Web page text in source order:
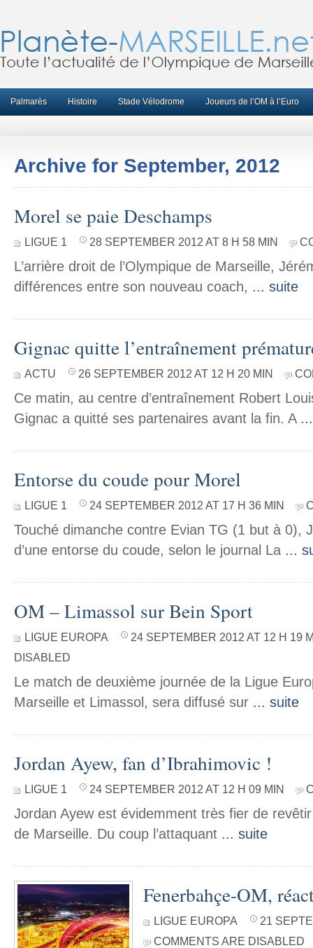
Palmarès Histoire Stade Vélodrome Joueurs de l’OM à l’Euro
Archive for September, 2012
Morel se paie Deschamps
LIGUE 1 28 SEPTEMBER 2012 AT 8 H 58 MIN
L’arrière droit de l’Olympique de Marseille,
différences entre son nouveau coach, ... suite
Gignac quitte l’entraînement
ACTU 26 SEPTEMBER 2012 AT 12 H 20 MIN
Ce matin, au centre d’entraînement Robert
Gignac a quitté ses partenaires avant la fin. A
Entorse du coude pour Morel
LIGUE 1 24 SEPTEMBER 2012 AT 17 H 36 MIN
Touché dimanche contre Evian TG (1 but à 0),
d’une entorse du coude, selon le journal La ...
OM – Limassol sur Bein Sport
LIGUE EUROPA
24 SEPTEMBER 2012 AT 12 H 19
DISABLED
Le match de deuxième journée de la Ligue
Marseille et Limassol, sera diffusé sur ... suite
Jordan Ayew, fan d’Ibrahimovic !
LIGUE 1 24 SEPTEMBER 2012 AT 12 H 09 MIN
Jordan Ayew est évidemment très fier de
de Marseille. Du coup l’attaquant ... suite
Fenerbahçe-OM,
LIGUE EUROPA
21
COMMENTS ARE DISABLED